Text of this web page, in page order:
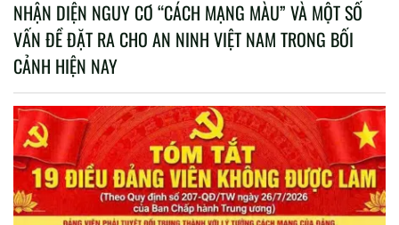
NHẬN DIỆN NGUY CƠ “CÁCH MẠNG MÀU” VÀ MỘT SỐ
VẤN ĐỀ ĐẶT RA CHO AN NINH VIỆT NAM TRONG BỐI
CẢNH HIỆN NAY